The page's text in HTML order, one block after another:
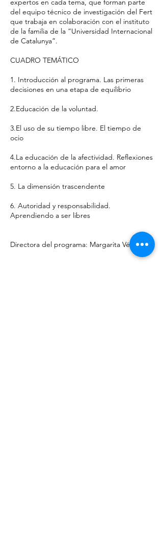
expertos en cada tema, que forman parte
del equipo técnico de investigación del Fert
que trabaja en colaboración con el instituto
de la familia de la “Universidad Internacional
de Catalunya”.
CUADRO TEMÁTICO
1. Introducción al programa. Las primeras
decisiones en una etapa de equilibrio
2.Educación de la voluntad.
3.El uso de su tiempo libre. El tiempo de
ocio
4.La educación de la afectividad. Reflexiones
entorno a la educación para el amor
5. La dimensión trascendente
6. Autoridad y responsabilidad.
Aprendiendo a ser libres
Directora del programa: Margarita Vélez